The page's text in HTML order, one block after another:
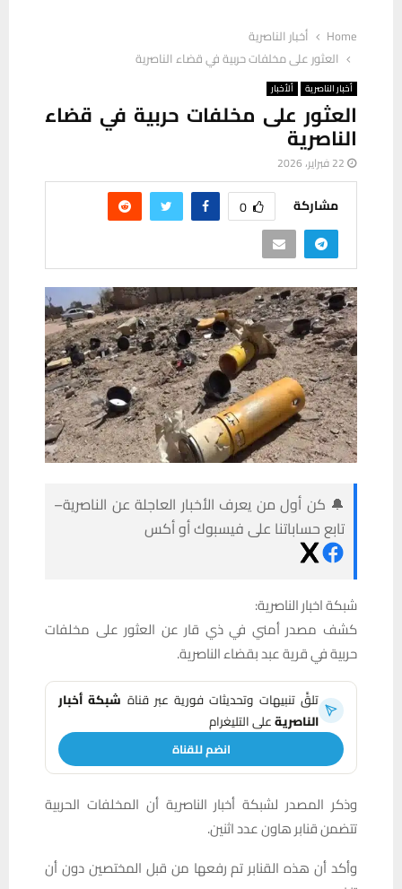
Home
أخبار الناصرية
العثور على مخلفات حربية في قضاء الناصرية
أخبار الناصرية ألأخبار
العثور على مخلفات حربية في قضاء
الناصرية
22 فبراير، 2026
مشاركة 0
🔔 كن أول من يعرف الأخبار العاجلة عن الناصرية–
تابع حساباتنا على فيسبوك أو أكس
شبكة اخبار الناصرية:
كشف مصدر أمني في ذي قار عن العثور على مخلفات
حربية في قرية عبد بقضاء الناصرية.
تلقَّ تنبيهات وتحديثات فورية عبر قناة شبكة أخبار
الناصريةعلى التليغرام
انضم للقناة
وذكر المصدر لشبكة أخبار الناصرية أن المخلفات الحربية
تتضمن قنابر هاون عدد اثنين.
وأكد أن هذه القنابر تم رفعها من قبل المختصين دون أن